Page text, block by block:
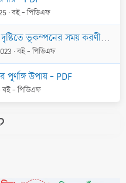
বই - পিডিএফ
ভূকম্পনের সময় করণীয় - PDF
বই - পিডিএফ
পূর্ণাঙ্গ উপায় - PDF
বই - পিডিএফ
Link